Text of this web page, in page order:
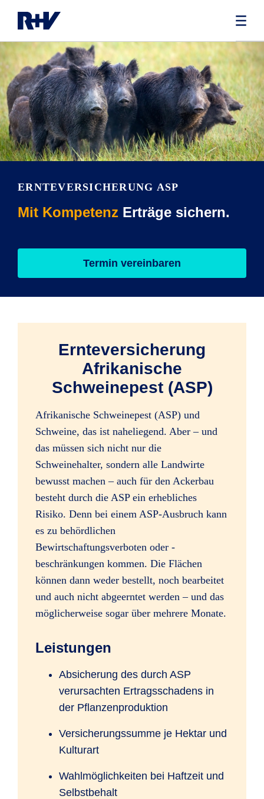
ERNTEVERSICHERUNG ASP
Mit Kompetenz Erträge sichern.
Termin vereinbaren
Ernteversicherung
Afrikanische
Schweinepest (ASP)
Afrikanische Schweinepest (ASP) und
Schweine, das ist naheliegend. Aber – und
das müssen sich nicht nur die
Schweinehalter, sondern alle Landwirte
bewusst machen – auch für den Ackerbau
besteht durch die ASP ein erhebliches
Risiko. Denn bei einem ASP-Ausbruch kann
es zu behördlichen
Bewirtschaftungsverboten oder -
beschränkungen kommen. Die Flächen
können dann weder bestellt, noch bearbeitet
und auch nicht abgeerntet werden – und das
möglicherweise sogar über mehrere Monate.
Leistungen
Absicherung des durch ASP
verursachten Ertragsschadens in
der Pflanzenproduktion
Versicherungssumme je Hektar und
Kulturart
Wahlmöglichkeiten bei Haftzeit und
Selbstbehalt